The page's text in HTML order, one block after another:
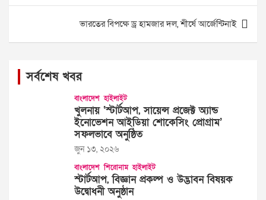
ভারতের বিপক্ষে ড্র হামজার দল, শীর্ষে আর্জেন্টিনাই
সর্বশেষ খবর
বাংলাদেশ হাইলাইট
খুলনায় ‘স্টার্টআপ, সায়েন্স প্রজেক্ট অ্যান্ড
ইনোভেশন আইডিয়া শোকেসিং প্রোগ্রাম’
সফলভাবে অনুষ্ঠিত
জুন ১৩, ২০২৬
বাংলাদেশ শিরোনাম হাইলাইট
স্টার্টআপ, বিজ্ঞান প্রকল্প ও উদ্ভাবন বিষয়ক
উদ্বোধনী অনুষ্ঠান